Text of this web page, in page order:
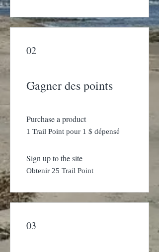
02
Gagner des points
Purchase a product
1 Trail Point pour 1 $ dépensé
Sign up to the site
Obtenir 25 Trail Point
03